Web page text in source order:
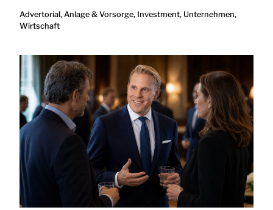
Advertorial, Anlage & Vorsorge, Investment, Unternehmen,
Wirtschaft